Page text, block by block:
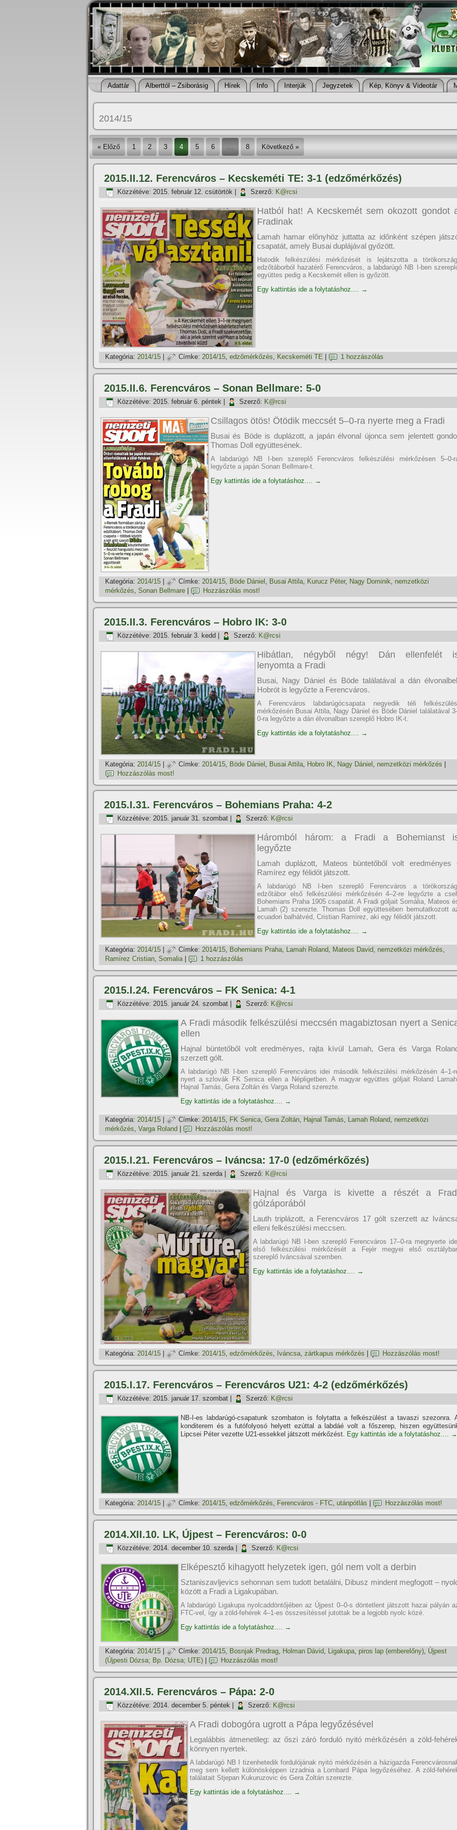
Adattár Alberttól – Zsiborásig Hí­rek Info Interjúk Jegyzetek Kép, Könyv & Videotár
2014/15
« Előző 1 2 3 4 5 6 … 8 Következő »
2015.II.12. Ferencváros – Kecskeméti TE: 3-1 (edzőmérkőzés)
Közzétéve: 2015. február 12. csütörtök Szerző: K@rcsi
Hatból hat! A Kecskemét sem okozott gondot
Fradinak
Lamah hamar előnyhöz juttatta az időnként szépen
csapatát, amely Busai duplájával győzött.
Hatodik felkészülési mérkőzését is lejátszotta a
edzőtáborból hazatérő Ferencváros, a labdarúgó NB I-ben
együttes pedig a Kecskemét ellen is győzött.
Egy kattintás ide a folytatáshoz.... →
Kategória: 2014/15 Címke: 2014/15, edzőmérkőzés, Kecskeméti TE 1 hozzászólás
2015.II.6. Ferencváros – Sonan Bellmare: 5-0
Közzétéve: 2015. február 6. péntek Szerző: K@rcsi
Csillagos ötös! Ötödik meccsét 5–0-ra nyerte meg a Fradi
Busai és Böde is duplázott, a japán élvonal újonca sem jelentett
Thomas Doll együttesének.
A labdarúgó NB I-ben szereplő Ferencváros felkészülési mérkőzésen 5–0-
legyőzte a japán Sonan Bellmare-t.
Egy kattintás ide a folytatáshoz.... →
Kategória: 2014/15 Címke: 2014/15, Böde Dániel , Busai Attila, Kurucz Péter, Nagy Dominik, nemzetközi
mérkőzés, Sonan Bellmare Hozzászólás most!
2015.II.3. Ferencváros – Hobro IK: 3-0
Közzétéve: 2015. február 3. kedd Szerző: K@rcsi
Hibátlan, négyből négy! Dán ellenfelét
lenyomta a Fradi
Busai, Nagy Dániel és Böde találatával a dán
Hobrót is legyőzte a Ferencváros.
A Ferencváros labdarúgócsapata negyedik téli
mérkőzésén Busai Attila, Nagy Dániel és Böde Dániel találatával
0-ra legyőzte a dán élvonalban szereplő Hobro IK-t.
Egy kattintás ide a folytatáshoz.... →
Kategória: 2014/15 Címke: 2014/15, Böde Dániel , Busai Attila, Hobro IK, Nagy Dániel , nemzetközi mérkőzés
Hozzászólás most!
2015.I.31. Ferencváros – Bohemians Praha: 4-2
Közzétéve: 2015. január 31. szombat Szerző: K@rcsi
Háromból három: a Fradi a Bohemianst
legyőzte
Lamah duplázott, Mateos büntetőből volt eredményes
Ramí­rez egy félidőt játszott.
A labdarúgó NB I-ben szereplő Ferencváros a
edzőtábor első felkészülési mérkőzésén 4–2-re legyőzte a
Bohemians Praha 1905 csapatát. A Fradi góljait Somália, Mateos
Lamah (2) szerezte. Thomas Doll együttesében bemutatkozott
ecuadori balhátvéd, Cristian Ramí­rez, aki egy félidőt játszott.
Egy kattintás ide a folytatáshoz.... →
Kategória: 2014/15 Címke: 2014/15, Bohemians Praha, Lamah Roland, Mateos David, nemzetközi mérkőzés,
Ramí­rez Cristian, Somalia| 1 hozzászólás
2015.I.24. Ferencváros – FK Senica: 4-1
Közzétéve: 2015. január 24. szombat Szerző: K@rcsi
A Fradi második felkészülési meccsén magabiztosan nyert a
ellen
Hajnal büntetőből volt eredményes, rajta kí­vül Lamah, Gera és Varga
szerzett gólt.
A labdarúgó NB I-ben szereplő Ferencváros idei második felkészülési mérkőzésén 4–1-
nyert a szlovák FK Senica ellen a Népligetben. A magyar együttes góljait Roland
Hajnal Tamás, Gera Zoltán és Varga Roland szerezte.
Egy kattintás ide a folytatáshoz.... →
Kategória: 2014/15 Címke: 2014/15, FK Senica, Gera Zoltán, Hajnal Tamás, Lamah Roland, nemzetközi
mérkőzés, Varga Roland Hozzászólás most!
2015.I.21. Ferencváros – Iváncsa: 17-0 (edzőmérkőzés)
Közzétéve: 2015. január 21. szerda| Szerző: K@rcsi
Hajnal és Varga is kivette a részét a
gólzáporából
Lauth triplázott, a Ferencváros 17 gólt szerzett az
elleni felkészülési meccsen.
A labdarúgó NB I-ben szereplő Ferencváros 17–0-ra megnyerte
első felkészülési mérkőzését a Fejér megyei első
szereplő Iváncsával szemben.
Egy kattintás ide a folytatáshoz.... →
Kategória: 2014/15 Címke: 2014/15, edzőmérkőzés, Iváncsa, zártkapus mérkőzés Hozzászólás most!
2015.I.17. Ferencváros – Ferencváros U21: 4-2 (edzőmérkőzés)
Közzétéve: 2015. január 17. szombat Szerző: K@rcsi
NB-I-es labdarúgó-csapatunk szombaton is folytatta a felkészülést a tavaszi szezonra.
konditerem és a futófolyosó helyett ezúttal a labdáé volt a főszerep, hiszen
Lipcsei Péter vezette U21-essekkel játszott mérkőzést. Egy kattintás ide a folytatáshoz.... →
Kategória: 2014/15 Címke: 2014/15, edzőmérkőzés, Ferencváros - FTC, utánpótlás Hozzászólás most!
2014.XII.10. LK, Újpest – Ferencváros: 0-0
Közzétéve: 2014. december 10. szerda| Szerző: K@rcsi
Elképesztő kihagyott helyzetek igen, gól nem volt a derbin
Sztaniszavljevics sehonnan sem tudott betalálni, Dibusz mindent megfogott –
között a Fradi a Ligakupában.
A labdarúgó Ligakupa nyolcaddöntőjében az Újpest 0–0-s döntetlent játszott hazai pályán
FTC-vel, í­gy a zöld-fehérek 4–1-es összesí­téssel jutottak be a legjobb nyolc közé.
Egy kattintás ide a folytatáshoz.... →
Kategória: 2014/15 Címke: 2014/15, Bosnjak Predrag, Holman Dávid, Ligakupa, piros lap (emberelőny), Újpest
(Újpesti Dózsa; Bp. Dózsa; UTE)
Hozzászólás most!
2014.XII.5. Ferencváros – Pápa: 2-0
Közzétéve: 2014. december 5. péntek Szerző: K@rcsi
A Fradi dobogóra ugrott a Pápa legyőzésével
Legalábbis átmenetileg: az őszi záró forduló nyitó mérkőzésén a zöld-
könnyen nyertek.
A labdarúgó NB I tizenhetedik fordulójának nyitó mérkőzésén a házigazda
meg sem kellett különösképpen izzadnia a Lombard Pápa legyőzéséhez. A zöld-
találatait Stjepan Kukuruzovic és Gera Zoltán szerezte.
Egy kattintás ide a folytatáshoz.... →